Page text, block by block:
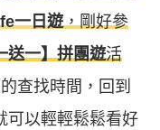
一日遊，剛好參
送一】拼團遊活
查找時間，回到
可以輕輕鬆鬆看好